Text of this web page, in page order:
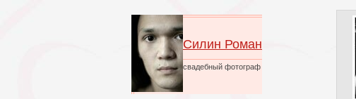
Силин Роман
свадебный фотограф